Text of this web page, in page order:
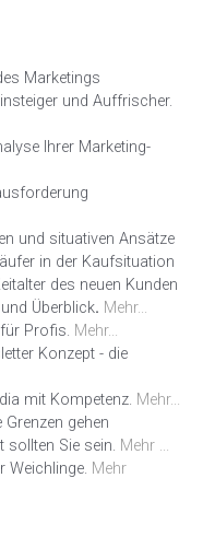
Marketings
und Auffrischer.
Ihrer Marketing-
und situativen Ansätze
in der Kaufsituation
des neuen Kunden
Überblick. Mehr...
Profis. Mehr...
Konzept - die
mit Kompetenz. Mehr...
Grenzen gehen
sollten Sie sein. Mehr ...
Weichlinge. Mehr